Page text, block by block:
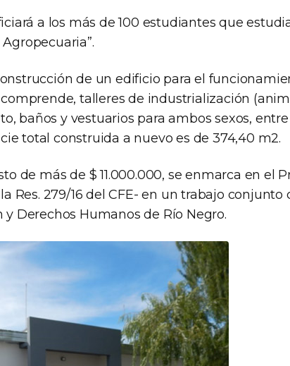
a los más de 100 estudiantes que
de un edificio para el
talleres de industrialización
baños y vestuarios para ambos sexos,
total construida a nuevo es de 374,40 m2.
de más de $ 11.000.000, se enmarca en el
Res. 279/16 del CFE- en un trabajo conjunto
Derechos Humanos de Río Negro.